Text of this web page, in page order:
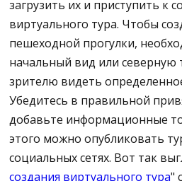
Добавьте имя файла и
Загрузите фотографии,
преобразовали в файлы
После загрузки
северную точку
Нажмите кнопку
Метод съемки - обычная
Добавьте автоспуск,
спрятаться
Включить функцию
камеры
Формат файла - JPEG
загрузить их и приступить к
виртуального тура. Чтобы
пешеходной прогулки,
начальный вид или северную
зрителю видеть
Убедитесь в правильной
добавьте информационные
этого можно опубликовать
социальных сетях. Вот так
создания виртуального тура"